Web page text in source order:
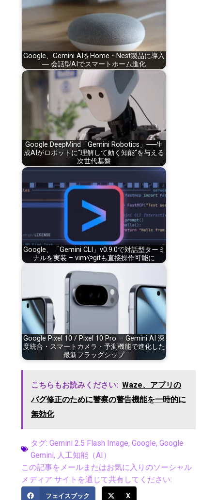
Google、Gemini AIをHome・Nest製品に導入
― 会話型AIでスマートホーム進化
Google DeepMind「Gemini Robotics」──生
成AIがロボットに“理解して動く知能”を与える
次世代基盤
Google、「Gemini CLI」v0.9.0で対話型ターミ
ナルを実装 – vimやgitも直接操作可能に
Google Pixel 10 / Pixel 10 Pro — Gemini AI 深
度統合・スマートカメラ・予測機能で進化した
最新フラッグシップ
こちらもお読みください: Waze、アプリの
バグ修正のために警察の警告機能を一時的に
無効化
タグ: Gemini 2.5 Flash Image, Google, Google
Gemini, 人工知能（AI）
この記事をメールまたはお気に入りのソーシャル
メディア サイトを通じて共有してください:
フェイスブック X